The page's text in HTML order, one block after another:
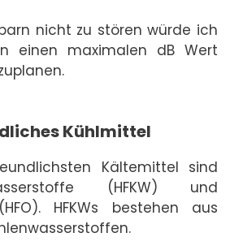
nicht zu stören würde ich
einen maximalen dB Wert
Kühlmittel
Kältemittel sind
(HFKW) und
HFKWs bestehen aus